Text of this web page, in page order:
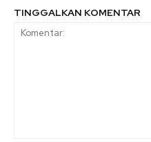
TINGGALKAN KOMENTAR